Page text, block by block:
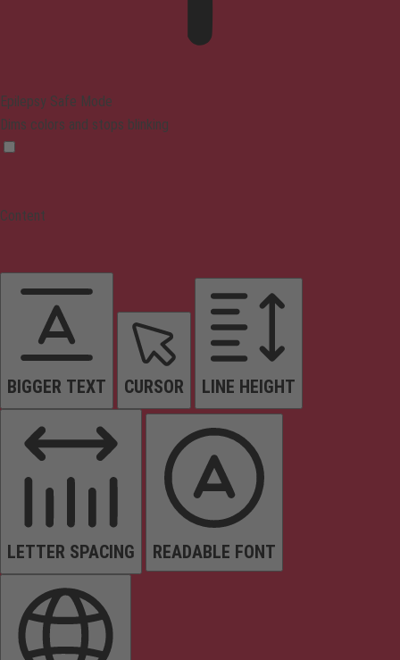
Epilepsy Safe Mode
Dims colors and stops blinking
Content
BIGGER TEXT CURSOR LINE HEIGHT
LETTER SPACING READABLE FONT